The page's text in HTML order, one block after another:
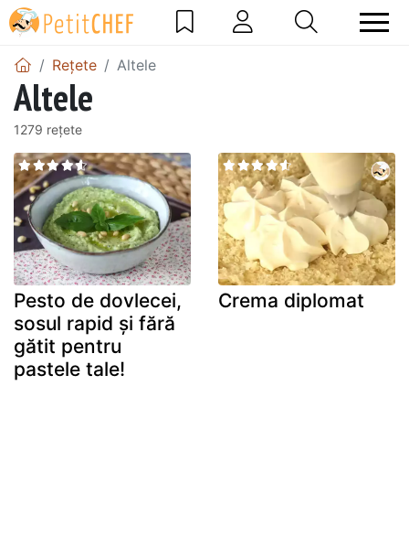
Rețete Altele
Altele
1279 rețete
Pesto de dovlecei,
sosul rapid și fără
gătit pentru
pastele tale!
Crema diplomat